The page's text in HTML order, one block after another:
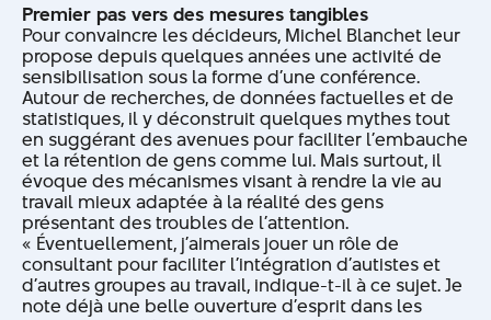
Premier pas vers des mesures tangibles
Pour convaincre les décideurs, Michel Blanchet leur
propose depuis quelques années une activité de
sensibilisation sous la forme d’une conférence.
Autour de recherches, de données factuelles et de
statistiques, il y déconstruit quelques mythes tout
en suggérant des avenues pour faciliter l’embauche
et la rétention de gens comme lui. Mais surtout, il
évoque des mécanismes visant à rendre la vie au
travail mieux adaptée à la réalité des gens
présentant des troubles de l’attention.
« Éventuellement, j’aimerais jouer un rôle de
consultant pour faciliter l’intégration d’autistes et
d’autres groupes au travail, indique-t-il à ce sujet. Je
note déjà une belle ouverture d’esprit dans les